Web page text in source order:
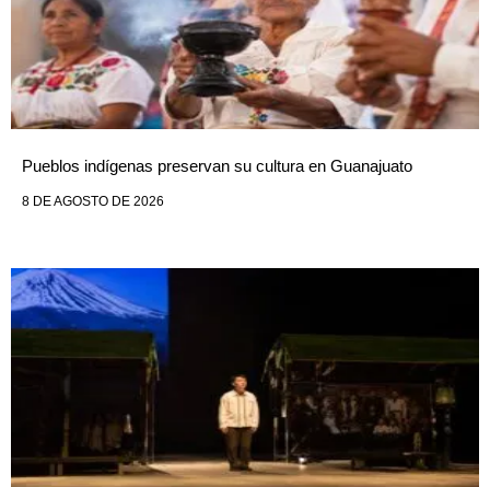
Pueblos indígenas preservan su cultura en Guanajuato
8 DE AGOSTO DE 2026